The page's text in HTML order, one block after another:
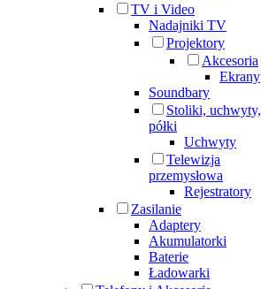
TV i Video
Nadajniki TV
Projektory
Akcesoria
Ekrany
Soundbary
Stoliki, uchwyty,
półki
Uchwyty
Telewizja
przemysłowa
Rejestratory
Zasilanie
Adaptery
Akumulatorki
Baterie
Ładowarki